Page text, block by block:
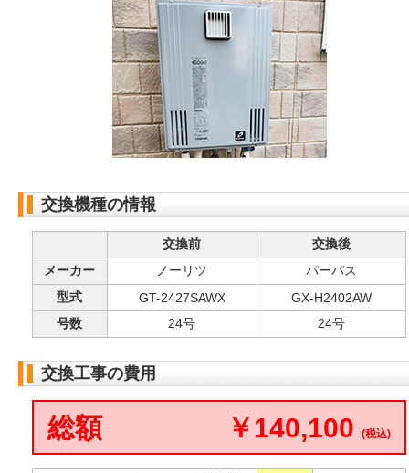
交換機種の情報
交換前
交換後
メーカー
ノーリツ
パーパス
型式
GT-2427SAWX
GX-H2402AW
号数
24号 24号
交換工事の費用
総額 ￥140,100 (税込)